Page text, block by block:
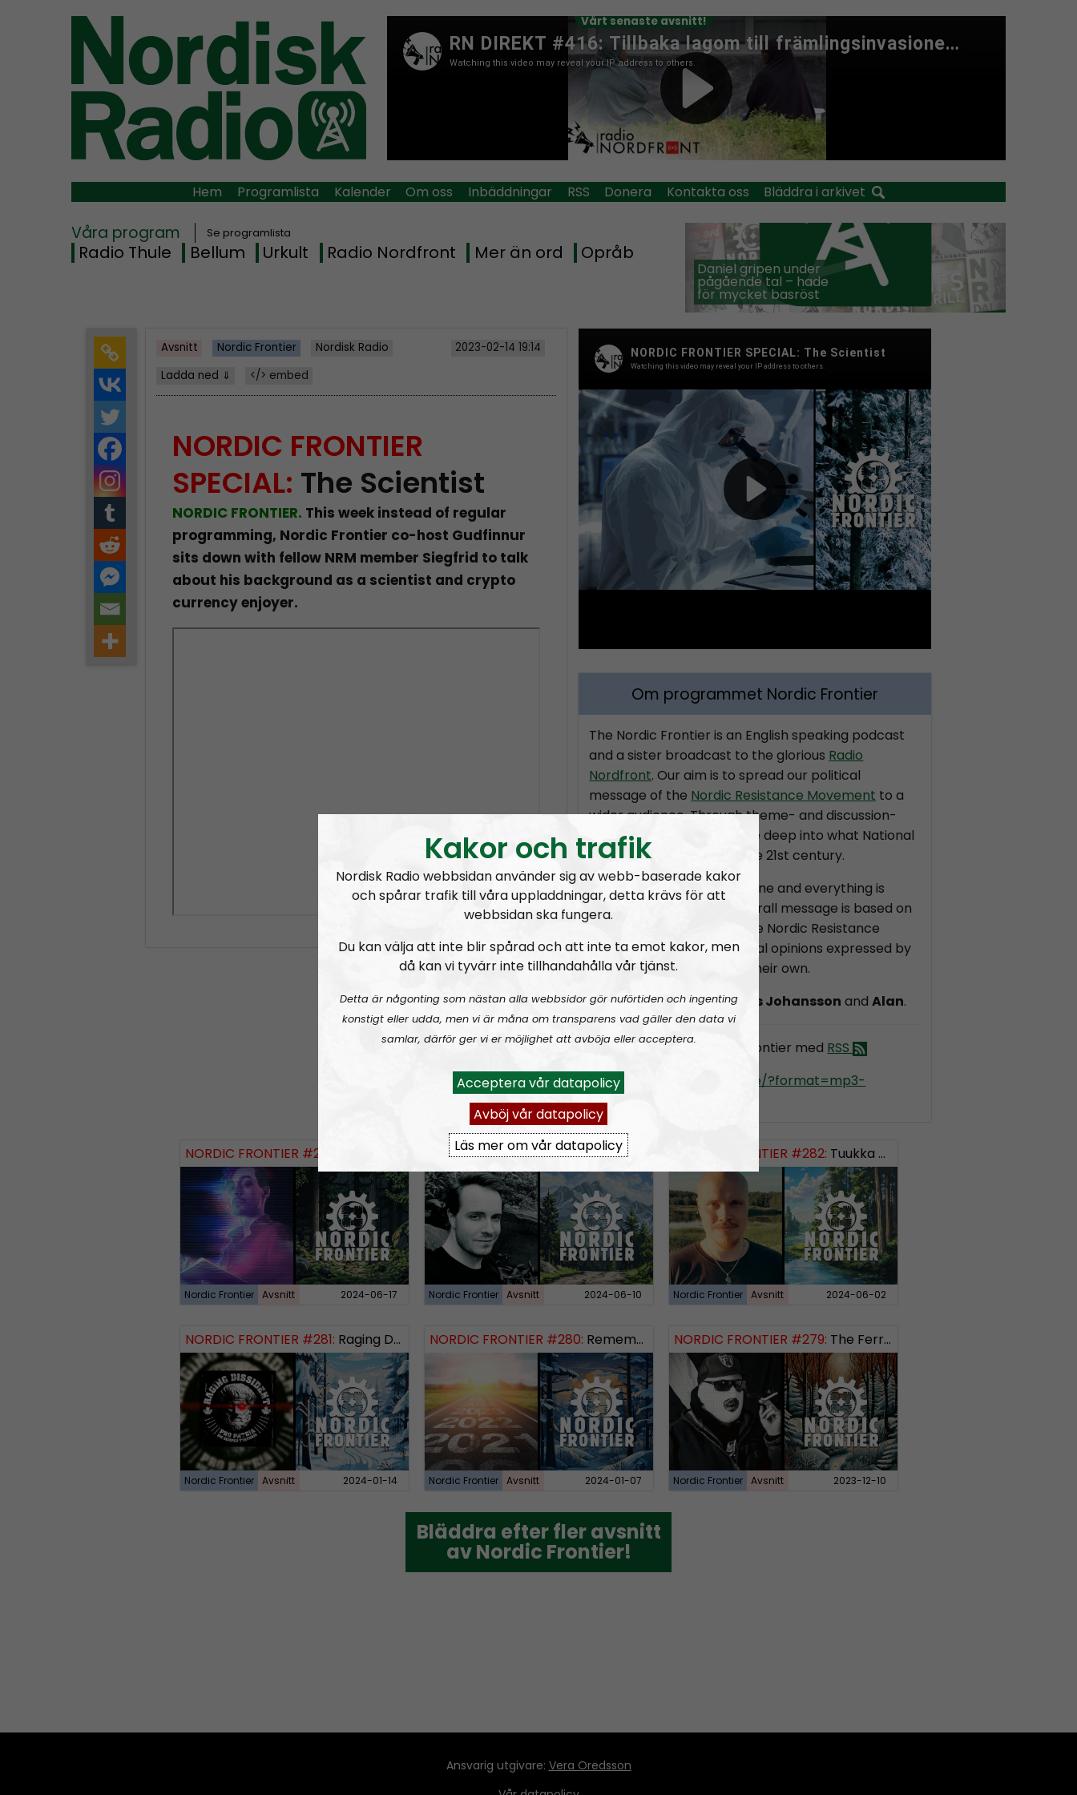
Vårt senaste avsnitt!
Hem Programlista Kalender Om oss Inbäddningar RSS Donera Kontakta oss Bläddra i arkivet
Våra program Se programlista
Radio Thule Bellum Urkult Radio Nordfront Mer än ord Opråb
Daniel gripen under
pågående tal – hade
för mycket basröst
Avsnitt Nordic Frontier Nordisk Radio
2023-02-14 19:14
Ladda ned ⇓
</> embed
NORDIC FRONTIER
SPECIAL: The Scientist
NORDIC FRONTIER. This week instead of regular
programming, Nordic Frontier co-host Gudfinnur
sits down with fellow NRM member Siegfrid to talk
about his background as a scientist and crypto
currency enjoyer.
Om programmet Nordic Frontier
The Nordic Frontier is an English speaking podcast
and a sister broadcast to the glorious Radio
Nordfront. Our aim is to spread our political
message of the Nordic Resistance Movement to a
wider audience. Through theme- and discussion-
based episodes we will dive deep into what National
Socialism has to offer in the 21st century.
The format is not set in stone and everything is
subject to change, the overall message is based on
the political direction of the Nordic Resistance
Movement but the individual opinions expressed by
the hosts and guests are their own.
Permanent hosts:Andreas Johansson andAlan.
Prenumerera på Nordic Frontier med RSS
RSS:https://nordiskradio.se/?format=mp3-
rss&show=nordic-frontier
NORDIC FRONTIER #284:
Nordic Frontier Avsnitt 2024-06-17
NORDIC FRONTIER #283:Warren Balogh of Warstrike
Nordic Frontier Avsnitt 2024-06-10
NORDIC FRONTIER #282: Tuukka Kuru of Sinimusta Liike
Nordic Frontier Avsnitt 2024-06-02
NORDIC FRONTIER #281: Raging Dissident
Nordic Frontier Avsnitt 2024-01-14
NORDIC FRONTIER #280: Remembering 2023 and looking forward
Nordic Frontier Avsnitt 2024-01-07
NORDIC FRONTIER #279: The Ferryman’s Toll
Nordic Frontier Avsnitt 2023-12-10
Bläddra efter fler avsnitt
av Nordic Frontier!
Bläddra efter fler avsnitt
av Nordic Frontier!
Ansvarig utgivare: Vera Oredsson
Kakor och trafik
Nordisk Radio webbsidan använder sig av webb-baserade kakor
och spårar trafik till våra uppladdningar, detta krävs för att
webbsidan ska fungera.
Du kan välja att inte blir spårad och att inte ta emot kakor, men
då kan vi tyvärr inte tillhandahålla vår tjänst.
Detta är någonting som nästan alla webbsidor gör nuförtiden och ingenting
konstigt eller udda, men vi är måna om transparens vad gäller den data vi
samlar, därför ger vi er möjlighet att avböja eller acceptera.
Acceptera vår datapolicy
Avböj vår datapolicy
Läs mer om vår datapolicy